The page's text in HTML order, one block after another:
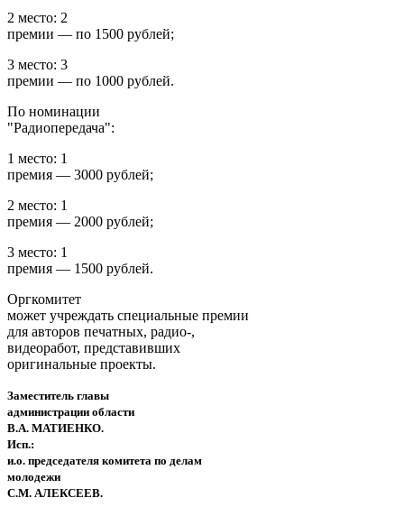
2 место: 2
премии — по 1500 рублей;
3 место: 3
премии — по 1000 рублей.
По номинации
"Радиопередача":
1 место: 1
премия — 3000 рублей;
2 место: 1
премия — 2000 рублей;
3 место: 1
премия — 1500 рублей.
Оргкомитет
может учреждать специальные премии
для авторов печатных, радио-,
видеоработ, представивших
оригинальные проекты.
Заместитель главы
администрации области
В.А. МАТИЕНКО.
Исп.:
и.о. председателя комитета по делам
молодежи
С.М. АЛЕКСЕЕВ.